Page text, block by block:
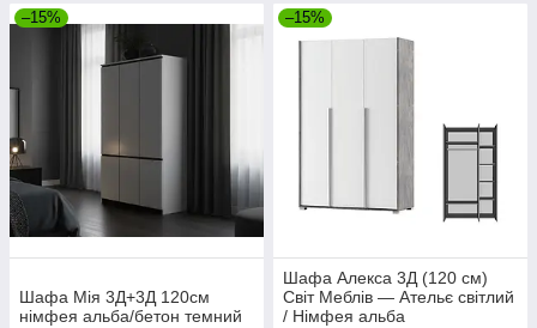
–15%
Шафа Мія 3Д+3Д 120см
німфея альба/бетон темний
–15%
Шафа Алекса 3Д (120 см)
Світ Меблів — Ательє світлий
/ Німфея альба